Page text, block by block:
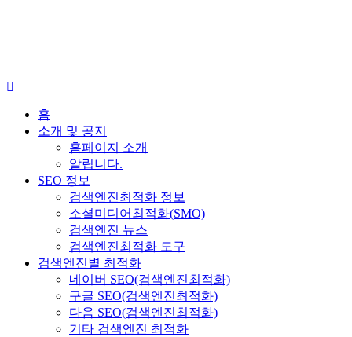
홈
소개 및 공지
홈페이지 소개
알립니다.
SEO 정보
검색엔진최적화 정보
소셜미디어최적화(SMO)
검색엔진 뉴스
검색엔진최적화 도구
검색엔진별 최적화
네이버 SEO(검색엔진최적화)
구글 SEO(검색엔진최적화)
다음 SEO(검색엔진최적화)
기타 검색엔진 최적화